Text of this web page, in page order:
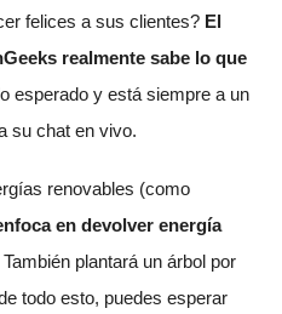
felices a sus clientes? El
realmente sabe lo que
esperado y está siempre a un
su chat en vivo.
renovables (como
en devolver energía
También plantará un árbol por
todo esto, puedes esperar